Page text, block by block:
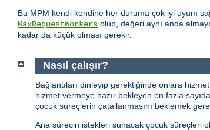
Bu MPM kendi kendine her duruma çok iyi uyum
MaxRequestWorkers olup, değeri aynı anda
kadar da küçük olması gerekir.
Nasıl çalışır?
Bağlantıları dinleyip gerektiğinde onlara
hizmet vermeye hazır bekleyen en fazla
çocuk süreçlerin çatallanmasını beklemek
Ana sürecin istekleri sunacak çocuk süreçleri